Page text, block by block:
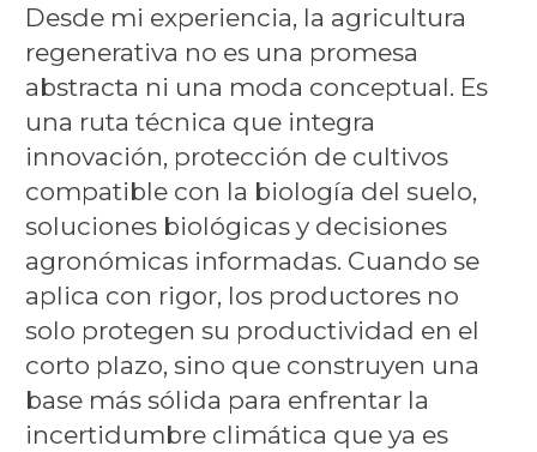
Desde mi experiencia, la agricultura
regenerativa no es una promesa
abstracta ni una moda conceptual. Es
una ruta técnica que integra
innovación, protección de cultivos
compatible con la biología del suelo,
soluciones biológicas y decisiones
agronómicas informadas. Cuando se
aplica con rigor, los productores no
solo protegen su productividad en el
corto plazo, sino que construyen una
base más sólida para enfrentar la
incertidumbre climática que ya es